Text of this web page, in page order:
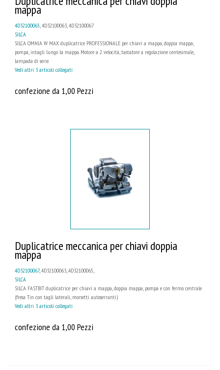
mappa
4D32100065 , 4D32100063, 4D32100067
SILCA
SILCA OMNIA W MAX duplicatrice PROFESSIONALE per chiavi a mappa, doppia mappa,
pompa, intagli lungo la mappa. Motore a 2 velocità, tastatore a regolazione centesimale,
lampada di serie.
Vedi altri 3 articoli collegati
confezione da 1,00 Pezzi
Duplicatrice meccanica per chiavi doppia
mappa
4D32100067, 4D32100063, 4D32100065,
SILCA
SILCA FASTBIT duplicatrice per chiavi a mappa, doppia mappa, pompa e con fermo centrale
(fresa Tin con tagli laterali, morsetti autoserranti)
Vedi altri 3 articoli collegati
confezione da 1,00 Pezzi